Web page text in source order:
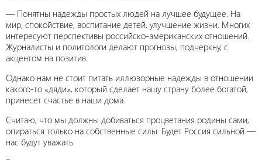
— Понятны надежды простых людей на лучшее будущее. На
мир, спокойствие, воспитание детей, улучшение жизни. Многих
интересуют перспективы российско-американских отношений.
Журналисты и политологи делают прогнозы, подчеркну, с
акцентом на позитив.
Однако нам не стоит питать иллюзорные надежды в отношении
какого-то «дяди», который сделает нашу страну более богатой,
принесет счастье в наши дома.
Считаю, что мы должны добиваться процветания родины сами,
опираться только на собственные силы. Будет Россия сильной —
нас будут уважать.